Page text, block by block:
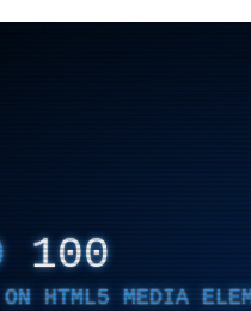
100
ON HTML5 MEDIA